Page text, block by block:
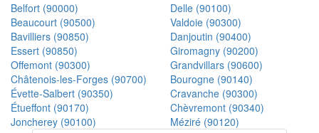
Belfort (90000)
Delle (90100)
Beaucourt (90500)
Valdoie (90300)
Bavilliers (90850)
Danjoutin (90400)
Essert (90850)
Giromagny (90200)
Offemont (90300)
Grandvillars (90600)
Châtenois-les-Forges (90700)
Bourogne (90140)
Évette-Salbert (90350)
Cravanche (90300)
Étueffont (90170)
Chèvremont (90340)
Joncherey (90100)
Méziré (90120)